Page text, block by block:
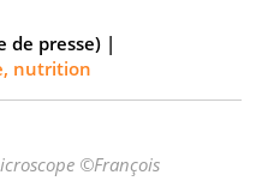
de presse) |
nutrition
©François